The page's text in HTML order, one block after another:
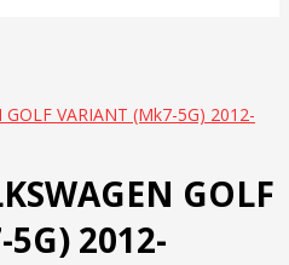
GOLF VARIANT (Mk7-5G) 2012-
GOLF
2012-